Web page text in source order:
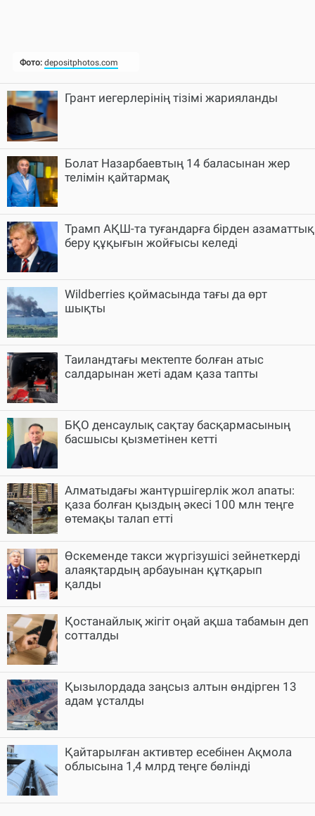
Грант иегерлерінің тізімі жарияланды
Болат Назарбаевтың 14 баласынан жер
телімін қайтармақ
Трамп АҚШ-та туғандарға бірден азаматтық
беру құқығын жойғысы келеді
Wildberries қоймасында тағы да өрт
шықты
Таиландтағы мектепте болған атыс
салдарынан жеті адам қаза тапты
БҚО денсаулық сақтау басқармасының
басшысы қызметінен кетті
Алматыдағы жантүршігерлік жол апаты:
қаза болған қыздың әкесі 100 млн теңге
өтемақы талап етті
Өскеменде такси жүргізушісі зейнеткерді
алаяқтардың арбауынан құтқарып
қалды
Қостанайлық жігіт оңай ақша табамын деп
сотталды
Қызылордада заңсыз алтын өндірген 13
адам ұсталды
Қайтарылған активтер есебінен Ақмола
облысына 1,4 млрд теңге бөлінді